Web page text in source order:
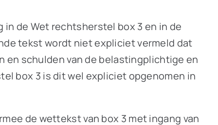
de Wet rechtsherstel box 3 en in de
tekst wordt niet expliciet vermeld dat
en schulden van de belastingplichtige en
box 3 is dit wel expliciet opgenomen in
de wettekst van box 3 met ingang van